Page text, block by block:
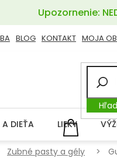
Upozornenie:
BLOG KONTAKT MOJA
KOŠÍK
A DIEŤA LIEKY
Zubné pasty a gély